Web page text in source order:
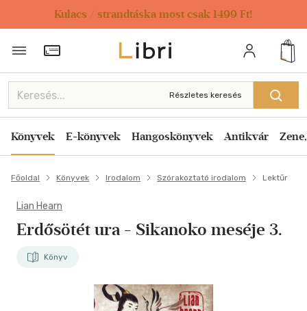
Kulacs / strandtáska most csak 1499 Ft!
Törzsvásárlói Kártya adatai
Részletes keresés
Könyvek E-könyvek Hangoskönyvek Antikvár
Főoldal Könyvek Irodalom Szórakoztató irodalom Lektűr
Lian Hearn
Erdősötét ura - Sikanoko meséje 3.
Könyv